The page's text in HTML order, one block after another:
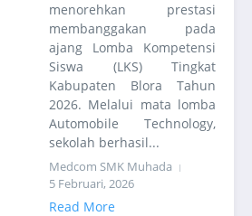
menorehkan prestasi
membanggakan pada
ajang Lomba Kompetensi
Siswa (LKS) Tingkat
Kabupaten Blora Tahun
2026. Melalui mata lomba
Automobile Technology,
sekolah berhasil...
Medcom SMK Muhada
5 Februari, 2026
Read More